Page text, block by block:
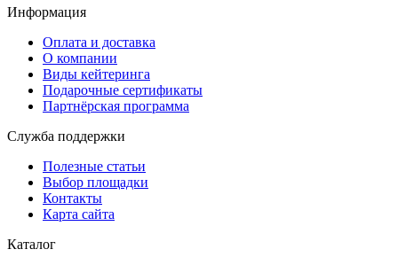
Информация
Оплата и доставка
О компании
Виды кейтеринга
Подарочные сертификаты
Партнёрская программа
Служба поддержки
Полезные статьи
Выбор площадки
Контакты
Карта сайта
Каталог